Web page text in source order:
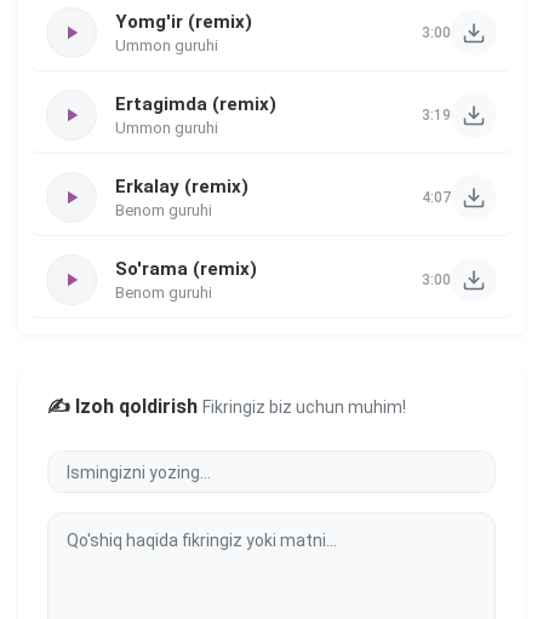
Yomg'ir (remix)
Ummon guruhi
3:00
Ertagimda (remix)
Ummon guruhi
3:19
Erkalay (remix)
Benom guruhi
4:07
So'rama (remix)
Benom guruhi
3:00
✍️ Izoh qoldirish Fikringiz biz uchun muhim!